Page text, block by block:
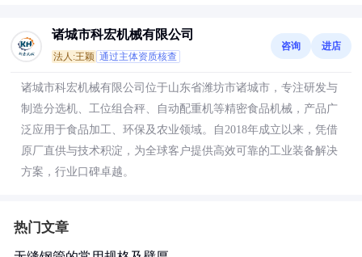
诸城市科宏机械有限公司
法人:王颖 通过主体资质核查
咨询 进店
诸城市科宏机械有限公司位于山东省潍坊市诸城市，专注研发与
制造分选机、工位组合秤、自动配重机等精密食品机械，产品广
泛应用于食品加工、环保及农业领域。自2018年成立以来，凭借
原厂直供与技术积淀，为全球客户提供高效可靠的工业装备解决
方案，行业口碑卓越。
热门文章